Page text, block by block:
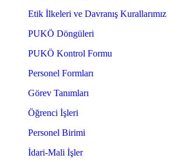
Etik İlkeleri ve Davranış Kurallarımız
PUKÖ Döngüleri
PUKÖ Kontrol Formu
Personel Formları
Görev Tanımları
Öğrenci İşleri
Personel Birimi
İdari-Mali İşler